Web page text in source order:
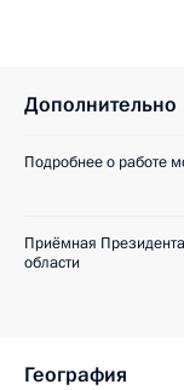
Дополнительно
Подробнее о работе
Приёмная
области
География